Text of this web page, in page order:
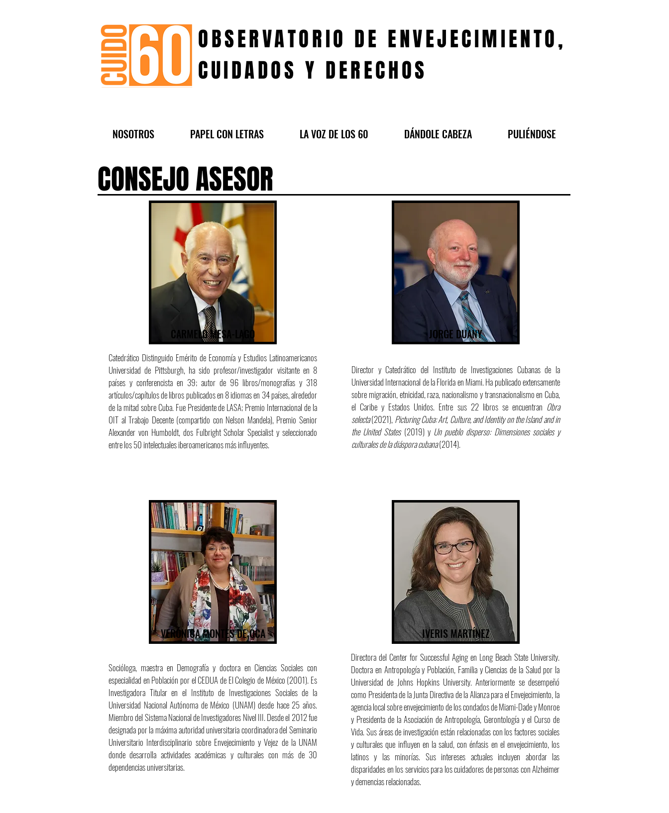
OBSERVATORIO DE ENVEJECIMIENTO,
CUIDADOS Y DERECHOS
NOSOTROS PAPEL CON LETRAS LA VOZ DE LOS 60 DÁNDOLE CABEZA PULIÉNDOSE
CONSEJO ASESOR
Catedrático Distinguido Emérito de Economía y Estudios Latinoamericanos
Universidad de Pittsburgh, ha sido profesor/investigador visitante en 8
países y conferencista en 39; autor de 96 libros/monografías y 318
artículos/capítulos de libros publicados en 8 idiomas en 34 países, alrededor
de la mitad sobre Cuba. Fue Presidente de LASA; Premio Internacional de la
OIT al Trabajo Decente (compartido con Nelson Mandela), Premio Senior
Alexander von Humboldt, dos Fulbright Scholar Specialist y seleccionado
entre los 50 intelectuales iberoamericanos más influyentes.
CARMELO MESA-LAGO
Director y Catedrático del Instituto de Investigaciones Cubanas de la
Universidad Internacional de la Florida en Miami. Ha publicado extensamente
sobre migración, etnicidad, raza, nacionalismo y transnacionalismo en Cuba,
el Caribe y Estados Unidos. Entre sus 22 libros se encuentran Obra
selecta(2021), Picturing Cuba: Art, Culture, and Identity on the Island and in
the United States(2019) y Un pueblo disperso: Dimensiones sociales y
culturales de la diáspora cubana(2014).
JORGE DUANY
Socióloga, maestra en Demografía y doctora en Ciencias Sociales con
especialidad en Población por el CEDUA de El Colegio de México (2001). Es
Investigadora Titular en el Instituto de Investigaciones Sociales de la
Universidad Nacional Autónoma de México (UNAM) desde hace 25 años.
Miembro del Sistema Nacional de Investigadores Nivel III. Desde el 2012 fue
designada por la máxima autoridad universitaria coordinadora del Seminario
Universitario Interdisciplinario sobre Envejecimiento y Vejez de la UNAM
donde desarrolla actividades académicas y culturales con más de 30
dependencias universitarias.
VERÓNICA MONTES DE OCA
Directora del Center for Successful Aging en Long Beach State University.
Doctora en Antropología y Población, Familia y Ciencias de la Salud por la
Universidad de Johns Hopkins University. Anteriormente se desempeñó
como Presidenta de la Junta Directiva de la Alianza para el Envejecimiento, la
agencia local sobre envejecimiento de los condados de Miami-Dade y Monroe
y Presidenta de la Asociación de Antropología, Gerontología y el Curso de
Vida. Sus áreas de investigación están relacionadas con los factores sociales
y culturales que influyen en la salud, con énfasis en el envejecimiento, los
latinos y las minorías. Sus intereses actuales incluyen abordar las
disparidades en los servicios para los cuidadores de personas con Alzheimer
y demencias relacionadas.
IVERIS MARTÍNEZ